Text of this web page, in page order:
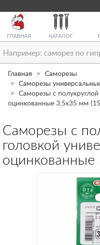
ГЛАВНАЯ КАТАЛОГ
Главная
Саморезы
Саморезы
Саморезы с
оцинкованные 3,5х35 мм
Саморезы с
головкой